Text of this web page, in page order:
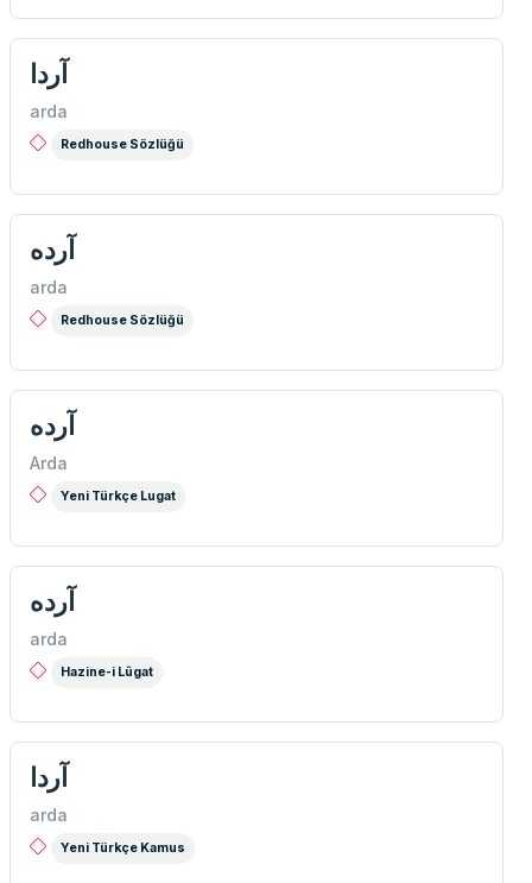
آردا
arda
Redhouse Sözlüğü
آرده
arda
Redhouse Sözlüğü
آرده
Arda
Yeni Türkçe Lugat
آرده
arda
Hazine-i Lûgat
آردا
arda
Yeni Türkçe Kamus